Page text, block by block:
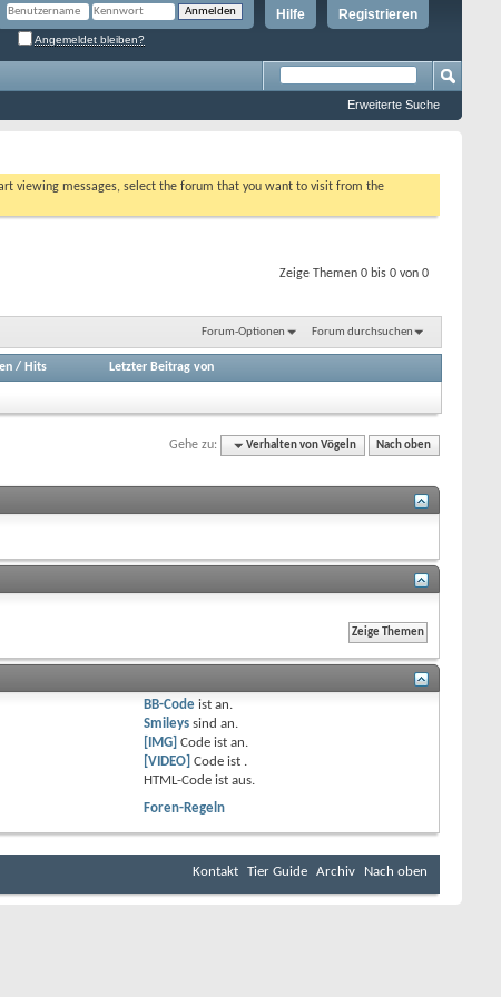
Registrieren
Hilfe
Angemeldet bleiben?
Erweiterte Suche
viewing messages, select the forum that you want to visit from the
Zeige Themen 0 bis 0 von 0
Forum-Optionen Forum durchsuchen
/ Hits Letzter Beitrag von
Gehe zu: Verhalten von Vögeln Nach oben
BB-Code istan.
Smileys sindan.
[IMG] Code istan.
[VIDEO] Code ist .
HTML-Code istaus.
Foren-Regeln
Kontakt Tier Guide Archiv Nach oben